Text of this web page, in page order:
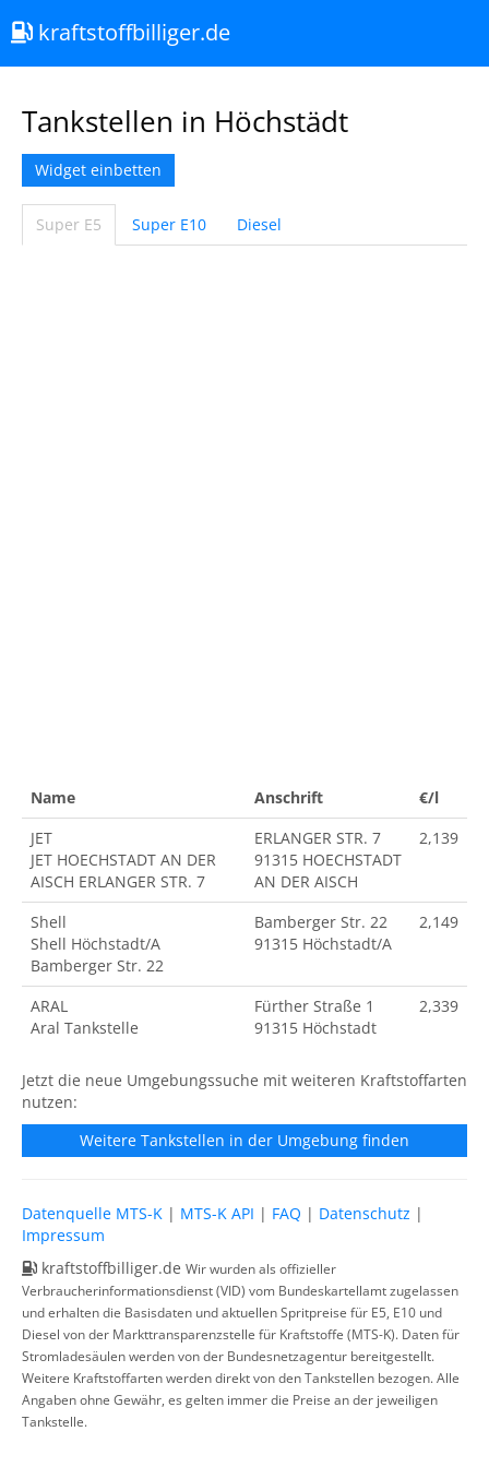
kraftstoffbilliger.de
Tankstellen in Höchstädt
Widget einbetten
Super E5 Super E10 Diesel
Name Anschrift
€/l
JET
JET HOECHSTADT AN DER
AISCH ERLANGER STR. 7
ERLANGER STR. 7
91315 HOECHSTADT
AN DER AISCH
2,139
Shell
Shell Höchstadt/A
Bamberger Str. 22
Bamberger Str. 22
91315 Höchstadt/A
2,149
ARAL
Aral Tankstelle
Fürther Straße 1
91315 Höchstadt
2,339
Jetzt die neue Umgebungssuche mit weiteren Kraftstoffarten
nutzen:
Weitere Tankstellen in der Umgebung finden
Datenquelle MTS-K | MTS-K API | FAQ | Datenschutz |
Impressum
kraftstoffbilliger.de Wir wurden als offizieller
Verbraucherinformationsdienst (VID) vom Bundeskartellamt zugelassen
und erhalten die Basisdaten und aktuellen Spritpreise für E5, E10 und
Diesel von der Markttransparenzstelle für Kraftstoffe (MTS-K). Daten für
Stromladesäulen werden von der Bundesnetzagentur bereitgestellt.
Weitere Kraftstoffarten werden direkt von den Tankstellen bezogen. Alle
Angaben ohne Gewähr, es gelten immer die Preise an der jeweiligen
Tankstelle.